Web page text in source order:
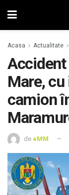
Acasa Actualitate
Mare,
camion
de eMM